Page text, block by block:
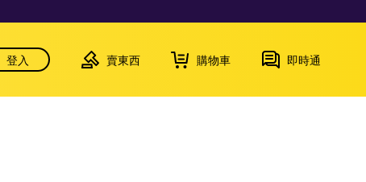
登入 賣東西 購物車 即時通